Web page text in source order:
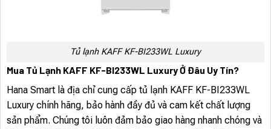
Tủ lạnh KAFF KF-BI233WL Luxury
Mua Tủ Lạnh KAFF KF-BI233WL Luxury Ở Đâu Uy Tín?
Hana Smart là địa chỉ cung cấp tủ lạnh KAFF KF-BI233WL
Luxury chính hãng, bảo hành đầy đủ và cam kết chất lượng
sản phẩm. Chúng tôi luôn đảm bảo giao hàng nhanh chóng và